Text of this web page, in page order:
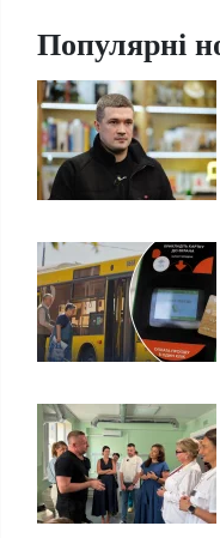
Популярні